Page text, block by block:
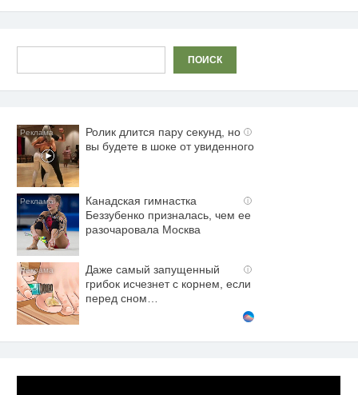
ПОИСК
i
Ролик длится пару секунд, но
вы будете в шоке от увиденного
i
Канадская гимнастка
Беззубенко призналась, чем ее
разочаровала Москва
i
Даже самый запущенный
грибок исчезнет с корнем, если
перед сном…